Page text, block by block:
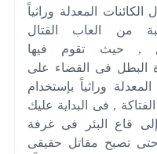
الكائنات المعدلة وراثياً
من العاب القتال
, حيث تقوم فيها
البطل فى القضاء على
المعدلة وراثياً بإستخدام
, فى البداية عليك
إلى قاع البئر فى غرفة
حتى تصبح مقاتل حقيقى